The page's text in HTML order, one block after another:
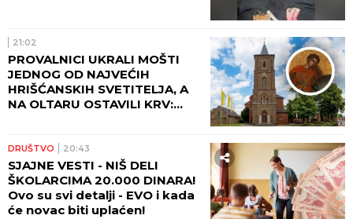
21:02
PROVALNICI UKRALI MOŠTI
JEDNOG OD NAJVEĆIH
HRIŠĆANSKIH SVETITELJA, A
NA OLTARU OSTAVILI KRV:
DRUŠTVO 20:43
SJAJNE VESTI - NIŠ DELI
ŠKOLARCIMA 20.000 DINARA!
Ovo su svi detalji - EVO i kada
će novac biti uplaćen!